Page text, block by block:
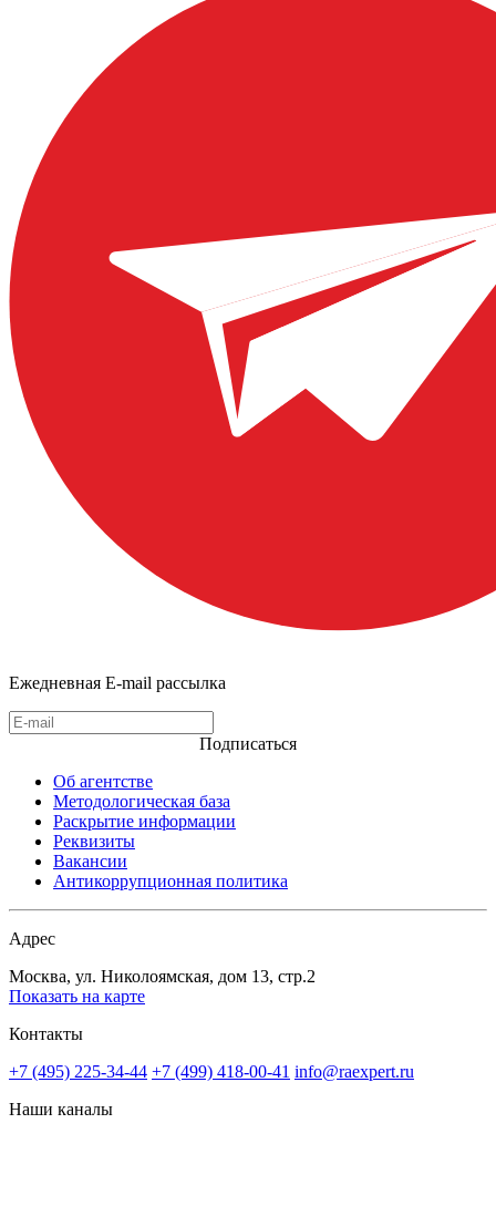
Ежедневная E-mail рассылка
Подписаться
Об агентстве
Методологическая база
Раскрытие информации
Реквизиты
Вакансии
Антикоррупционная политика
Адрес
Москва, ул. Николоямская, дом 13, стр.2
Показать на карте
Контакты
+7 (495) 225-34-44 +7 (499) 418-00-41 info@raexpert.ru
Наши каналы